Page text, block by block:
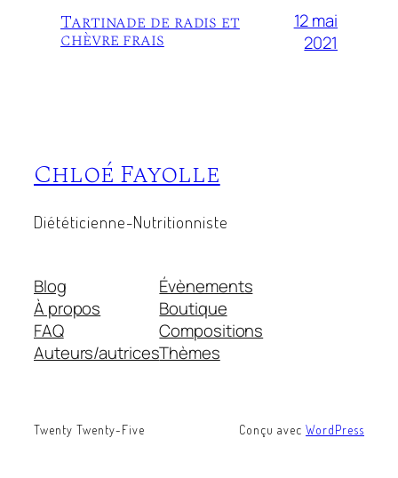
Tartinade de radis et
chèvre frais
12 mai
2021
Chloé Fayolle
Diététicienne-Nutritionniste
Blog
À propos
FAQ
Auteurs/autrices
Évènements
Boutique
Compositions
Thèmes
Twenty Twenty-Five Conçu avec WordPress